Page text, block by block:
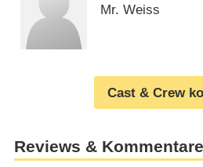
Mr. Weiss
Cast & Crew
Reviews & Kommentare